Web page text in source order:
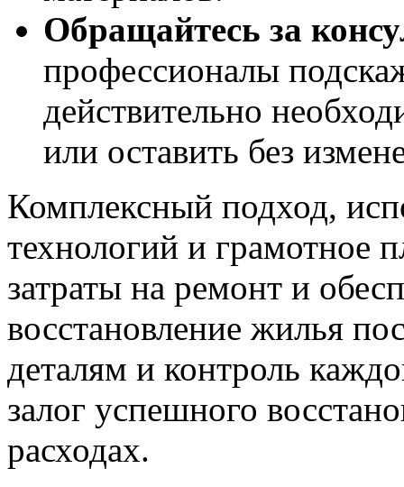
Обращайтесь за
профессионалы
действительно
или оставить без
Комплексный подход,
технологий и грамотное
затраты на ремонт и
восстановление жилья
деталям и контроль
залог успешного
расходах.